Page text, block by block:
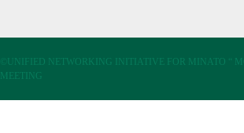
©UNIFIED NETWORKING INITIATIVE FOR MINATO “
MEETING